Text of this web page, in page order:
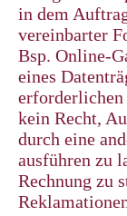
in dem
vereinbarter
Bsp. Online-
eines
kein Recht,
durch eine
ausführen zu
Rechnung zu